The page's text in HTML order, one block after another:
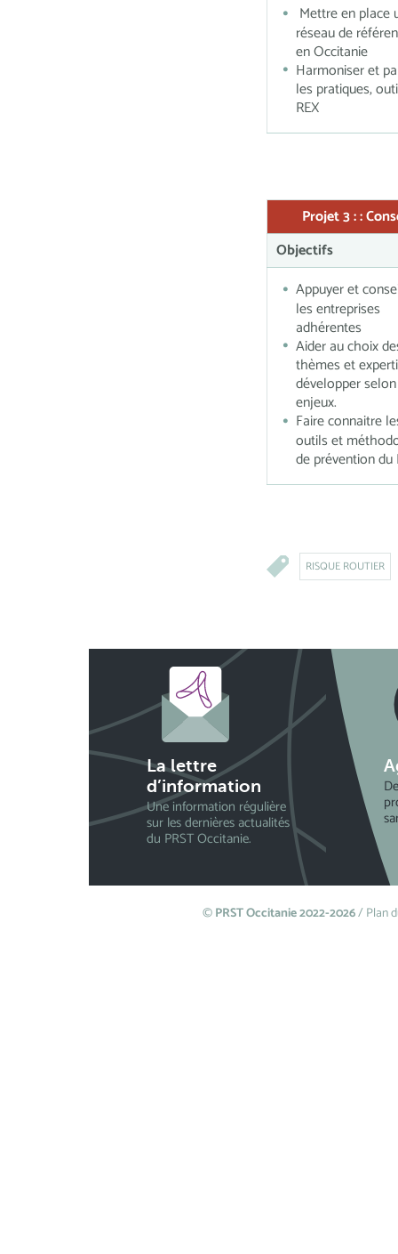
Mettre en place
réseau de
en Occitanie
Harmoniser et
les pratiques,
REX
Projet 3 ::
Objectifs
Appuyer et
les entreprises
adhérentes
Aider au choix
thèmes et
développer
enjeux.
Faire connaitre
outils et
de prévention du
RISQUE ROUTIER
La lettre
d’information
Une information régulière
sur les dernières actualités
du PRST Occitanie.
©PRST Occitanie 2022-2026/Plan